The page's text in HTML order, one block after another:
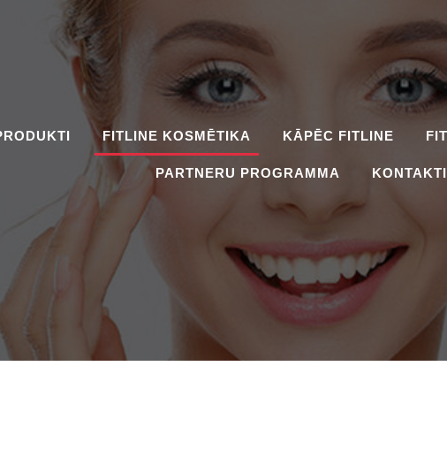
FITLINE KOSMĒTIKA KĀPĒC FITLINE
PARTNERU PROGRAMMA KONTAKTI